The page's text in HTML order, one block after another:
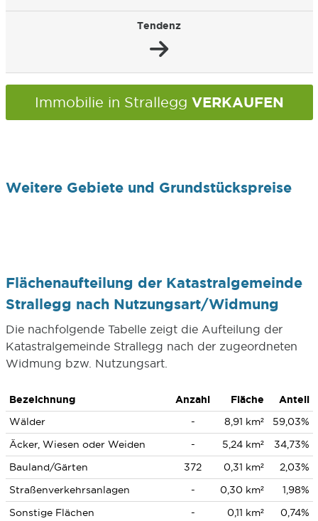
Tendenz
Immobilie in Strallegg VERKAUFEN
Weitere Gebiete und Grundstückspreise
Flächenaufteilung der Katastralgemeinde
Strallegg nach Nutzungsart/Widmung
Die nachfolgende Tabelle zeigt die Aufteilung der
Katastralgemeinde Strallegg nach der zugeordneten
Widmung bzw. Nutzungsart.
Bezeichnung Anzahl Fläche
Anteil
Wälder
- 8,91 km²
59,03%
Äcker, Wiesen oder Weiden
- 5,24 km²
34,73%
Bauland/Gärten
372 0,31 km²
2,03%
Straßenverkehrsanlagen
- 0,30 km²
1,98%
Sonstige Flächen
- 0,11 km² 0,74%